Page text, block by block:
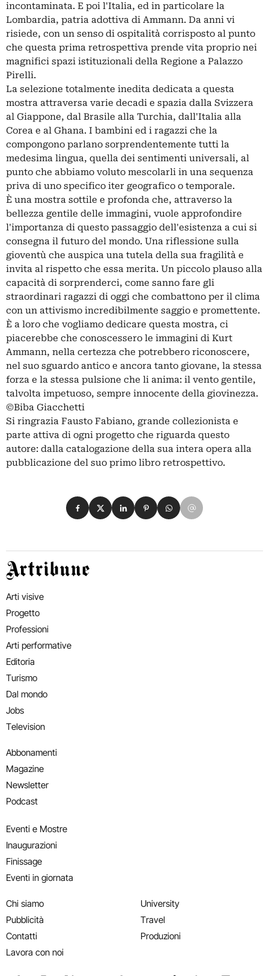
incontaminata. E poi l'Italia, ed in particolare la
Lombardia, patria adottiva di Ammann. Da anni vi
risiede, con un senso di ospitalità corrisposto al punto
che questa prima retrospettiva prende vita proprio nei
magnifici spazi istituzionali della Regione a Palazzo
Pirelli.
La selezione totalmente inedita dedicata a questa
mostra attraversa varie decadi e spazia dalla Svizzera
al Giappone, dal Brasile alla Turchia, dall'Italia alla
Corea e al Ghana. I bambini ed i ragazzi che la
compongono parlano sorprendentemente tutti la
medesima lingua, quella dei sentimenti universali, al
punto che abbiamo voluto mescolarli in una sequenza
priva di uno specifico iter geografico o temporale.
È una mostra sottile e profonda che, attraverso la
bellezza gentile delle immagini, vuole approfondire
l'importanza di questo passaggio dell'esistenza a cui si
consegna il futuro del mondo. Una riflessione sulla
gioventù che auspica una tutela della sua fragilità e
invita al rispetto che essa merita. Un piccolo plauso alla
capacità di sorprenderci, come sanno fare gli
straordinari ragazzi di oggi che combattono per il clima
con un attivismo incredibilmente saggio e promettente.
È a loro che vogliamo dedicare questa mostra, ci
piacerebbe che conoscessero le immagini di Kurt
Ammann, nella certezza che potrebbero riconoscere,
nel suo sguardo antico e ancora tanto giovane, la stessa
forza e la stessa pulsione che li anima: il vento gentile,
talvolta impetuoso, sempre innocente della giovinezza.
©Biba Giacchetti
Si ringrazia Fausto Fabiano, grande collezionista e
parte attiva di ogni progetto che riguarda questo
autore: dalla catalogazione della sua intera opera alla
pubblicazione del suo primo libro retrospettivo.
Condividi su Facebook
Condividi su X
Condividi su LinkedIn
Condividi su Pinterest
Condividi su WhatsApp
Condividi su Email
Artribune
Arti visive
Progetto
Professioni
Arti performative
Editoria
Turismo
Dal mondo
Jobs
Television
Abbonamenti
Magazine
Newsletter
Podcast
Eventi e Mostre
Inaugurazioni
Finissage
Eventi in giornata
Chi siamo
Pubblicità
Contatti
Lavora con noi
University
Travel
Produzioni